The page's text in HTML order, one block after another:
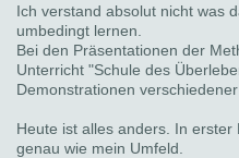
Ich verstand absolut nicht was
umbedingt lernen.
Bei den Präsentationen der
Unterricht "Schule des
Demonstrationen
Heute ist alles anders. In
genau wie mein Umfeld.